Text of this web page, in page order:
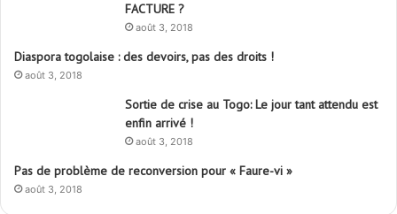
FACTURE ?
août 3, 2018
Diaspora togolaise : des devoirs, pas des droits !
août 3, 2018
Sortie de crise au Togo: Le jour tant attendu est
enfin arrivé !
août 3, 2018
Pas de problème de reconversion pour « Faure-vi »
août 3, 2018